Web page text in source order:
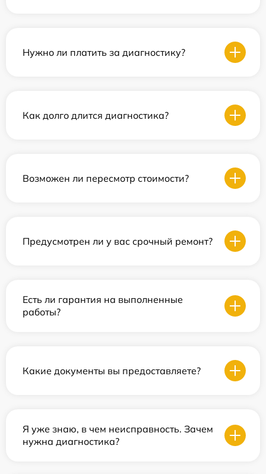
Нужно ли платить за диагностику?
Как долго длится диагностика?
Возможен ли пересмотр стоимости?
Предусмотрен ли у вас срочный ремонт?
Есть ли гарантия на выполненные
работы?
Какие документы вы предоставляете?
Я уже знаю, в чем неисправность. Зачем
нужна диагностика?